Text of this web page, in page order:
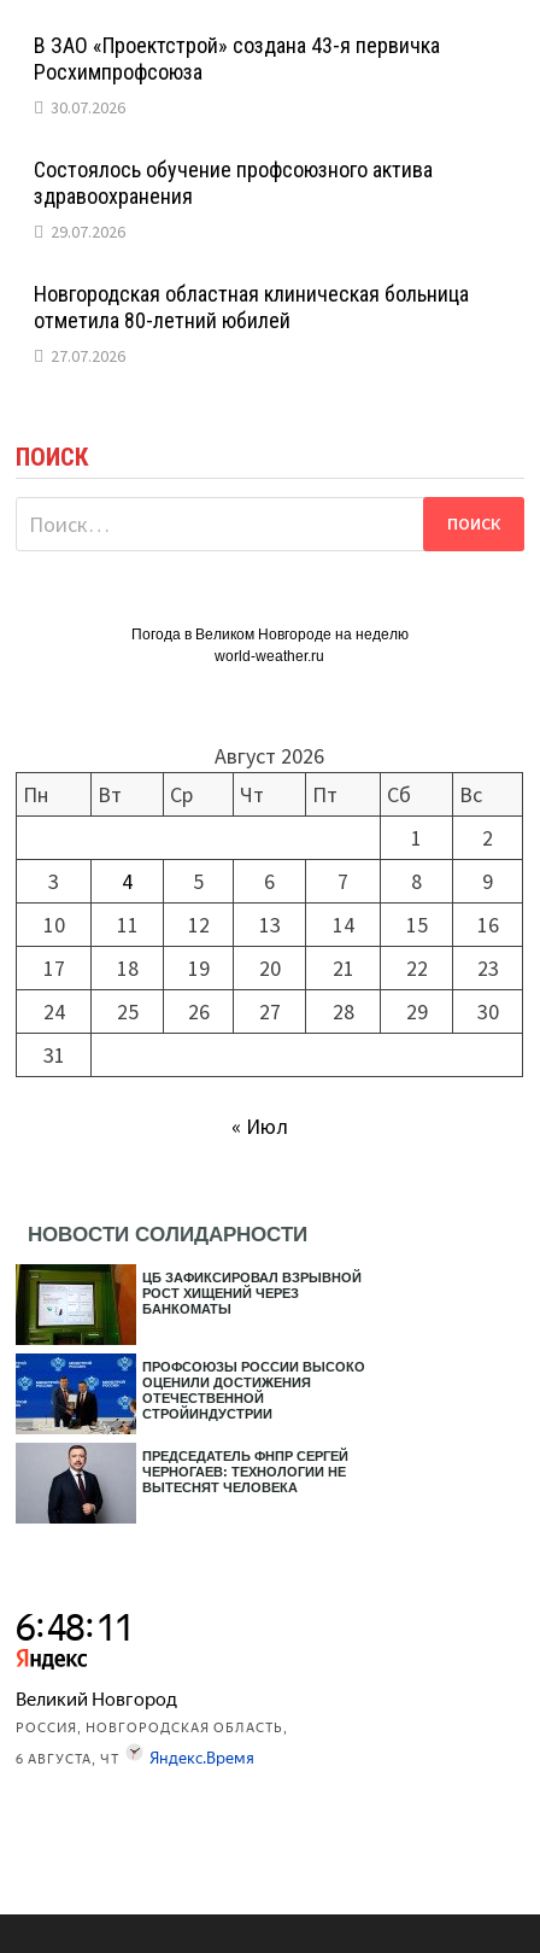
В ЗАО «Проектстрой» создана 43-я первичка
Росхимпрофсоюза
30.07.2026
Состоялось обучение профсоюзного актива
здравоохранения
29.07.2026
Новгородская областная клиническая больница
отметила 80-летний юбилей
27.07.2026
ПОИСК
Найти:
Погода в Великом Новгороде на неделю
world-weather.ru
Август 2026
Пн
Вт Ср Чт Пт Сб
Вс
1
2
3
4 5 6 7 8
9
10
11 12 13 14 15
16
17
18 19 20 21 22
23
24
25 26 27 28 29
30
31
« Июл
НОВОСТИ СОЛИДАРНОСТИ
ЦБ ЗАФИКСИРОВАЛ ВЗРЫВНОЙ
РОСТ ХИЩЕНИЙ ЧЕРЕЗ
БАНКОМАТЫ
ПРОФСОЮЗЫ РОССИИ ВЫСОКО
ОЦЕНИЛИ ДОСТИЖЕНИЯ
ОТЕЧЕСТВЕННОЙ
СТРОЙИНДУСТРИИ
ПРЕДСЕДАТЕЛЬ ФНПР СЕРГЕЙ
ЧЕРНОГАЕВ: ТЕХНОЛОГИИ НЕ
ВЫТЕСНЯТ ЧЕЛОВЕКА